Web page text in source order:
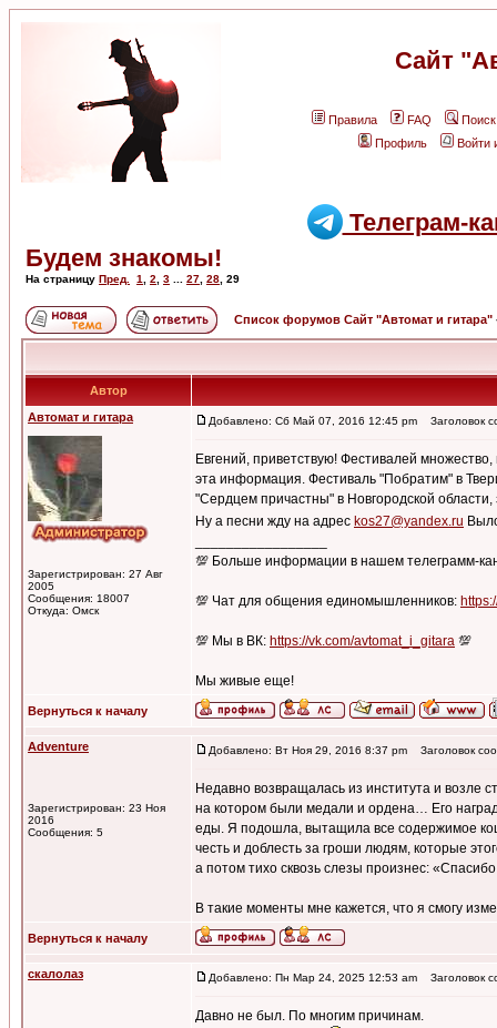
Сайт
Правила FAQ
Поиск
Профиль
Войти
Телеграм-
Будем знакомы!
На страницу Пред. 1 2 3 27 28 29
Список форумов Сайт "Автомат и гитара"
Автор
Автомат и гитара
Зарегистрирован: 27 Авг
2005
Сообщения: 18007
Откуда: Омск
Добавлено: Сб Май 07, 2016 12:45 pm Заголовок
Евгений, приветствую! Фестивалей
эта информация. Фестиваль "Побратим" в
"Сердцем причастны" в Новгородской
Ну а песни жду на адрес kos27@yandex.ru
💯 Больше информации в нашем телеграмм-
💯 Чат для общения единомышленников:
💯 Мы в ВК: https://vk.com/avtomat_i_gitara 💯
Мы живые еще!
Вернуться к началу
Adventure
Зарегистрирован: 23 Ноя
2016
Сообщения: 5
Добавлено: Вт Ноя 29, 2016 8:37 pm Заголовок
Недавно возвращалась из института и возле
на котором были медали и ордена… Его
еды. Я подошла, вытащила все содержимое
честь и доблесть за гроши людям, которые
а потом тихо сквозь слезы произнес:
В такие моменты мне кажется, что я смогу
Вернуться к началу
скалолаз Добавлено: Пн Мар 24, 2025 12:53 am Заголовок
Давно не был. По многим причинам.